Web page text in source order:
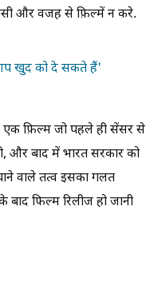
और वजह से फ़िल्में न करे.
खुद को दे सकते हैं'
एक फ़िल्म जो पहले ही सेंसर से
और बाद में भारत सरकार को
वाले तत्व इसका गलत
फिल्म रिलीज हो जानी